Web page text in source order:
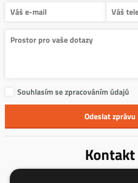
Souhlasím se zpracováním údajů
Kontakt